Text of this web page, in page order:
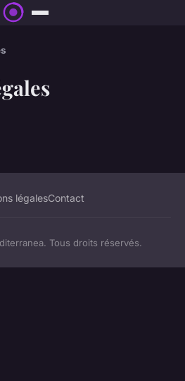
légalesContact
Tous droits réservés.